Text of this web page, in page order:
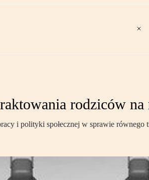
rodziców
i polityki społecznej w sprawie